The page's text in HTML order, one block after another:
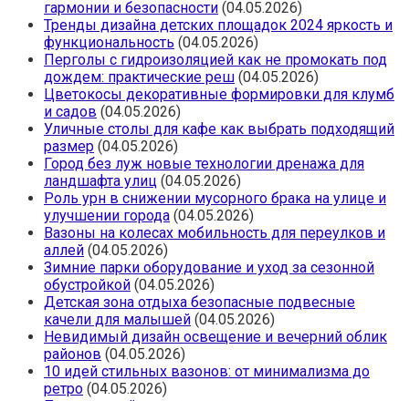
гармонии и безопасности (04.05.2026)
Тренды дизайна детских площадок 2024 яркость и
функциональность (04.05.2026)
Перголы с гидроизоляцией как не промокать под
дождем: практические реш (04.05.2026)
Цветокосы декоративные формировки для клумб
и садов (04.05.2026)
Уличные столы для кафе как выбрать подходящий
размер (04.05.2026)
Город без луж новые технологии дренажа для
ландшафта улиц (04.05.2026)
Роль урн в снижении мусорного брака на улице и
улучшении города (04.05.2026)
Вазоны на колесах мобильность для переулков и
аллей (04.05.2026)
Зимние парки оборудование и уход за сезонной
обустройкой (04.05.2026)
Детская зона отдыха безопасные подвесные
качели для малышей (04.05.2026)
Невидимый дизайн освещение и вечерний облик
районов (04.05.2026)
10 идей стильных вазонов: от минимализма до
ретро (04.05.2026)